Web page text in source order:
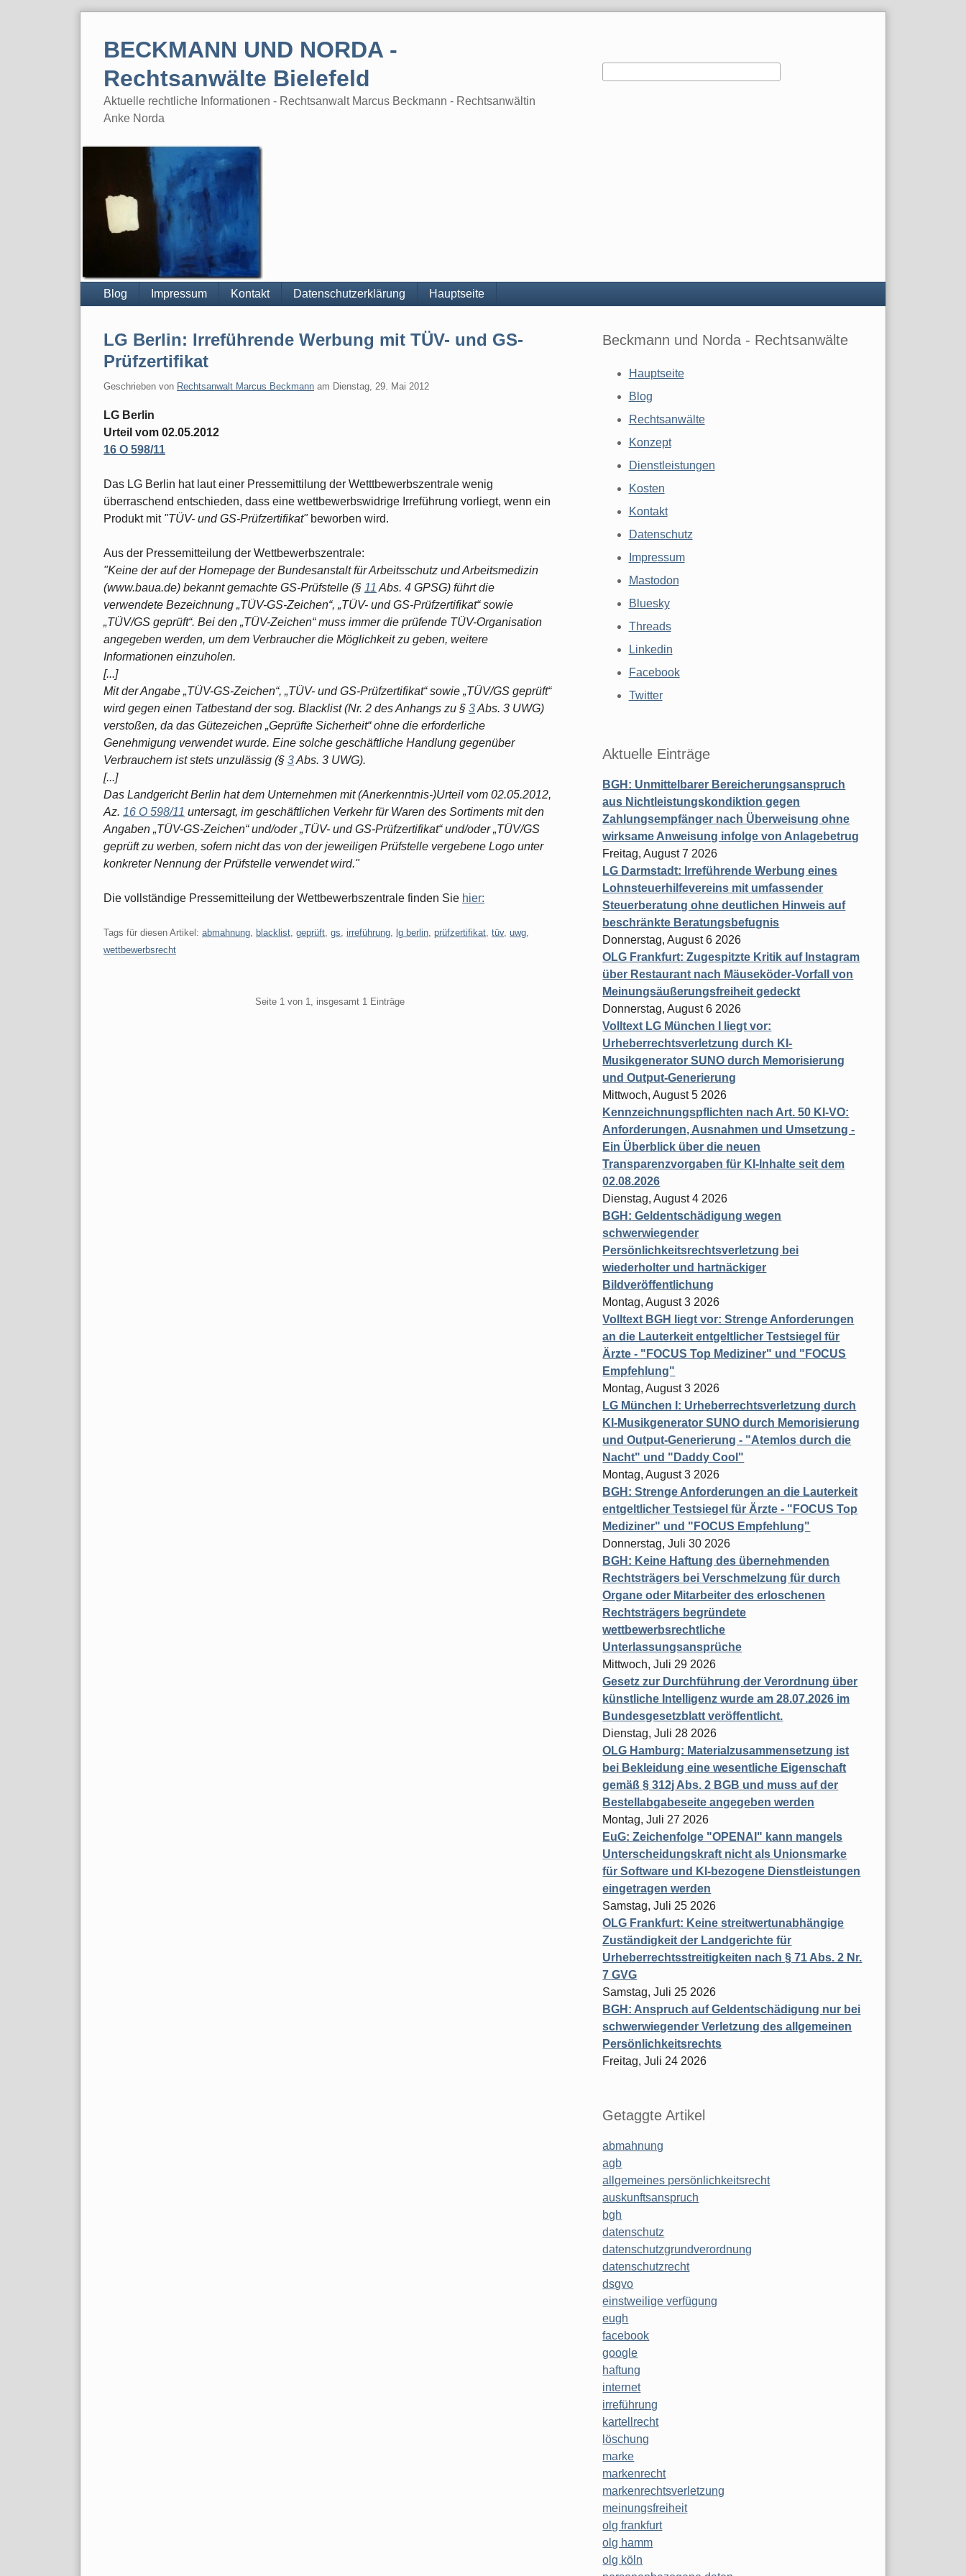
BECKMANN UND NORDA -
Rechtsanwälte Bielefeld
Aktuelle rechtliche Informationen - Rechtsanwalt Marcus Beckmann - Rechtsanwältin
Anke Norda
Blog Impressum Kontakt Datenschutzerklärung Hauptseite
LG Berlin: Irreführende Werbung mit TÜV- und GS-
Prüfzertifikat
Geschrieben von Rechtsanwalt Marcus Beckmann am Dienstag, 29. Mai 2012
LG Berlin
Urteil vom 02.05.2012
16 O 598/11
Das LG Berlin hat laut einer Pressemittilung der Wetttbewerbszentrale wenig
überraschend entschieden, dass eine wettbewerbswidrige Irreführung vorliegt, wenn ein
Produkt mit"TÜV- und GS-Prüfzertifikat"beworben wird.
Aus der Pressemitteilung der Wettbewerbszentrale:
"Keine der auf der Homepage der Bundesanstalt für Arbeitsschutz und Arbeitsmedizin
(www.baua.de) bekannt gemachte GS-Prüfstelle (§ 11 Abs. 4 GPSG) führt die
verwendete Bezeichnung „TÜV-GS-Zeichen“, „TÜV- und GS-Prüfzertifikat“ sowie
„TÜV/GS geprüft“. Bei den „TÜV-Zeichen“ muss immer die prüfende TÜV-Organisation
angegeben werden, um dem Verbraucher die Möglichkeit zu geben, weitere
Informationen einzuholen.
[...]
Mit der Angabe „TÜV-GS-Zeichen“, „TÜV- und GS-Prüfzertifikat“ sowie „TÜV/GS geprüft“
wird gegen einen Tatbestand der sog. Blacklist (Nr. 2 des Anhangs zu § 3Abs. 3 UWG)
verstoßen, da das Gütezeichen „Geprüfte Sicherheit“ ohne die erforderliche
Genehmigung verwendet wurde. Eine solche geschäftliche Handlung gegenüber
Verbrauchern ist stets unzulässig (§ 3Abs. 3 UWG).
[...]
Das Landgericht Berlin hat dem Unternehmen mit (Anerkenntnis-)Urteil vom 02.05.2012,
Az. 16 O 598/11 untersagt, im geschäftlichen Verkehr für Waren des Sortiments mit den
Angaben „TÜV-GS-Zeichen“ und/oder „TÜV- und GS-Prüfzertifikat“ und/oder „TÜV/GS
geprüft zu werben, sofern nicht das von der jeweiligen Prüfstelle vergebene Logo unter
konkreter Nennung der Prüfstelle verwendet wird."
Die vollständige Pressemitteilung der Wettbewerbszentrale finden Sie hier:
Tags für diesen Artikel: abmahnung blacklist geprüft gs irreführung lg berlin prüfzertifikat tüv, uwg
wettbewerbsrecht
Seite 1 von 1, insgesamt 1 Einträge
Beckmann und Norda - Rechtsanwälte
Hauptseite
Blog
Rechtsanwälte
Konzept
Dienstleistungen
Kosten
Kontakt
Datenschutz
Impressum
Mastodon
Bluesky
Threads
Linkedin
Facebook
Twitter
Aktuelle Einträge
BGH: Unmittelbarer Bereicherungsanspruch
aus Nichtleistungskondiktion gegen
Zahlungsempfänger nach Überweisung ohne
wirksame Anweisung infolge von Anlagebetrug
Freitag, August 7 2026
LG Darmstadt: Irreführende Werbung eines
Lohnsteuerhilfevereins mit umfassender
Steuerberatung ohne deutlichen Hinweis auf
beschränkte Beratungsbefugnis
Donnerstag, August 6 2026
OLG Frankfurt: Zugespitzte Kritik auf Instagram
über Restaurant nach Mäuseköder-Vorfall von
Meinungsäußerungsfreiheit gedeckt
Donnerstag, August 6 2026
Volltext LG München I liegt vor:
Urheberrechtsverletzung durch KI-
Musikgenerator SUNO durch Memorisierung
und Output-Generierung
Mittwoch, August 5 2026
Kennzeichnungspflichten nach Art. 50 KI-VO:
Anforderungen, Ausnahmen und Umsetzung -
Ein Überblick über die neuen
Transparenzvorgaben für KI-Inhalte seit dem
02.08.2026
Dienstag, August 4 2026
BGH: Geldentschädigung wegen
schwerwiegender
Persönlichkeitsrechtsverletzung bei
wiederholter und hartnäckiger
Bildveröffentlichung
Montag, August 3 2026
Volltext BGH liegt vor: Strenge Anforderungen
an die Lauterkeit entgeltlicher Testsiegel für
Ärzte - "FOCUS Top Mediziner" und "FOCUS
Empfehlung"
Montag, August 3 2026
LG München I: Urheberrechtsverletzung durch
KI-Musikgenerator SUNO durch Memorisierung
und Output-Generierung - "Atemlos durch die
Nacht" und "Daddy Cool"
Montag, August 3 2026
BGH: Strenge Anforderungen an die Lauterkeit
entgeltlicher Testsiegel für Ärzte - "FOCUS Top
Mediziner" und "FOCUS Empfehlung"
Donnerstag, Juli 30 2026
BGH: Keine Haftung des übernehmenden
Rechtsträgers bei Verschmelzung für durch
Organe oder Mitarbeiter des erloschenen
Rechtsträgers begründete
wettbewerbsrechtliche
Unterlassungsansprüche
Mittwoch, Juli 29 2026
Gesetz zur Durchführung der Verordnung über
künstliche Intelligenz wurde am 28.07.2026 im
Bundesgesetzblatt veröffentlicht.
Dienstag, Juli 28 2026
OLG Hamburg: Materialzusammensetzung ist
bei Bekleidung eine wesentliche Eigenschaft
gemäß § 312j Abs. 2 BGB und muss auf der
Bestellabgabeseite angegeben werden
Montag, Juli 27 2026
EuG: Zeichenfolge "OPENAI" kann mangels
Unterscheidungskraft nicht als Unionsmarke
für Software und KI-bezogene Dienstleistungen
eingetragen werden
Samstag, Juli 25 2026
OLG Frankfurt: Keine streitwertunabhängige
Zuständigkeit der Landgerichte für
Urheberrechtsstreitigkeiten nach § 71 Abs. 2 Nr.
7 GVG
Samstag, Juli 25 2026
BGH: Anspruch auf Geldentschädigung nur bei
schwerwiegender Verletzung des allgemeinen
Persönlichkeitsrechts
Freitag, Juli 24 2026
Getaggte Artikel
abmahnung
agb
allgemeines persönlichkeitsrecht
auskunftsanspruch
bgh
datenschutz
datenschutzgrundverordnung
datenschutzrecht
dsgvo
einstweilige verfügung
eugh
facebook
google
haftung
internet
irreführung
kartellrecht
löschung
marke
markenrecht
markenrechtsverletzung
meinungsfreiheit
olg frankfurt
olg hamm
olg köln